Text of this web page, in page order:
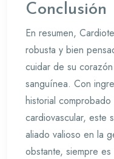
Conclusión
En resumen,
robusta y bien
cuidar de su
sanguínea. Con
historial
cardiovascular, este
aliado valioso en la
obstante, siempre